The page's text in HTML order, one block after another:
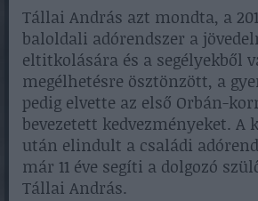
Tállai András azt mondta, a
baloldali adórendszer a
eltitkolására és a segélyekből
megélhetésre ösztönzött, a
pedig elvette az első Orbán-
bevezetett kedvezményeket. A
után elindult a családi
már 11 éve segíti a dolgozó
Tállai András.